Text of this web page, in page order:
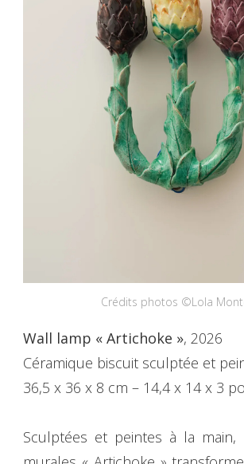
Crédits photos ©Lola
Wall lamp « Artichoke », 2026
Céramique biscuit sculptée et
36,5 x 36 x 8 cm – 14,4 x 14 x 3
Sculptées et peintes à la main,